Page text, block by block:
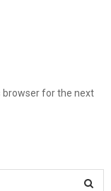
browser for the next